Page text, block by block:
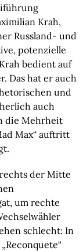
Krah,
Russland- und
potenzielle
bedient auf
Das hat er auch
und
auch
die Mehrheit
Max“ auftritt
der Mitte
um rechte
schlecht: In